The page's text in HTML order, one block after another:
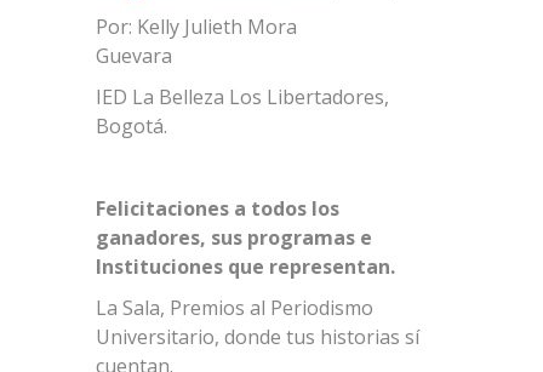
Por: Kelly Julieth Mora
Guevara
IED La Belleza Los Libertadores,
Bogotá.
Felicitaciones a todos los
ganadores, sus programas e
Instituciones que representan.
La Sala, Premios al Periodismo
Universitario, donde tus historias sí
cuentan.